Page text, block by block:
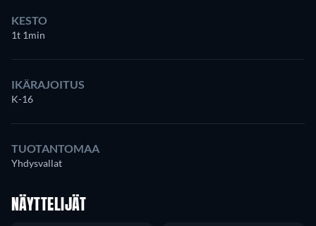
KESTO
1t 1min
IKÄRAJOITUS
K-16
TUOTANTOMAA
Yhdysvallat
NÄYTTELIJÄT